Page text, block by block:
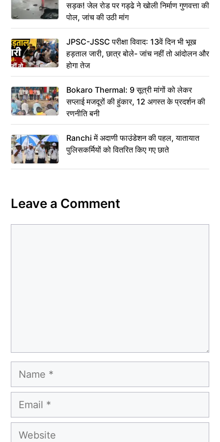
सड़क! जेल रोड पर गड्ढे ने खोली निर्माण गुणवत्ता की
पोल, जांच की उठी मांग
JPSC-JSSC परीक्षा विवाद: 13वें दिन भी भूख
हड़ताल जारी, छात्र बोले- जांच नहीं तो आंदोलन और
होगा तेज
Bokaro Thermal: 9 सूत्री मांगों को लेकर
सप्लाई मजदूरों की हुंकार, 12 अगस्त के प्रदर्शन की
रणनीति बनी
Ranchi में अदाणी फाउंडेशन की पहल, यातायात
पुलिसकर्मियों को वितरित किए गए छाते
Leave a Comment
Name
Email
Website